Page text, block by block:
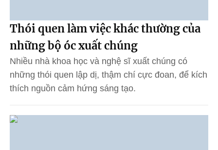
Thói quen làm việc khác thường của
những bộ óc xuất chúng
Nhiều nhà khoa học và nghệ sĩ xuất chúng có
những thói quen lập dị, thậm chí cực đoan, để kích
thích nguồn cảm hứng sáng tạo.